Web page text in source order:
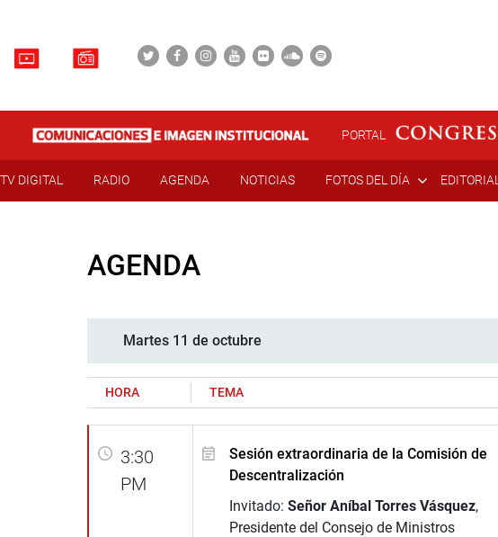
PORTAL
TV DIGITAL RADIO AGENDA NOTICIAS FOTOS DEL DÍA EDITORIAL
AGENDA
Martes 11 de octubre
HORA TEMA
3:30
PM
Sesión extraordinaria de la Comisión de
Descentralización
Invitado: Señor Aníbal Torres Vásquez,
Presidente del Consejo de Ministros